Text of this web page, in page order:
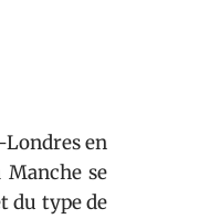
en
se
du type de